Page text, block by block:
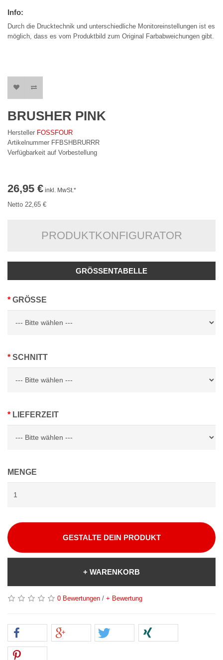
Info:
Durch die Drucktechnik und unterschiedliche Monitoreinstellungen ist es
möglich, dass es vom Produktbild zum Original Farbabweichungen gibt.
BRUSHER PINK
Hersteller FOSSFOUR
Artikelnummer FFBSHBRURRR
Verfügbarkeit auf Vorbestellung
26,95 € inkl. MwSt.*
Netto 22,65 €
PRODUKTKONFIGURATOR
GRÖSSENTABELLE
GRÖSSE
SCHNITT
LIEFERZEIT
MENGE
GESTALTE DEIN PRODUKT
+ WARENKORB
0 Bewertungen / + Bewertung